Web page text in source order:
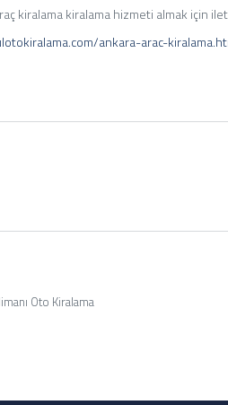
kiralama kiralama hizmeti almak için
ankara-arac-
Oto Kiralama